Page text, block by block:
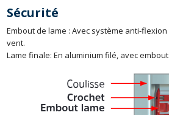
Sécurité
Embout de lame : Avec système anti-
vent.
Lame finale: En aluminium filé, avec